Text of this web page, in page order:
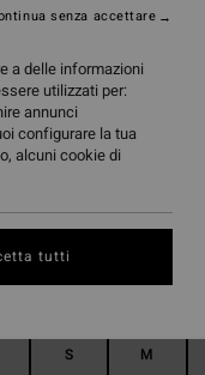
(4 Recensioni)
€
Esspresso
S M
a delle informazioni
utilizzati per:
annunci
configurare la tua
alcuni cookie di
senza accettare
tutti